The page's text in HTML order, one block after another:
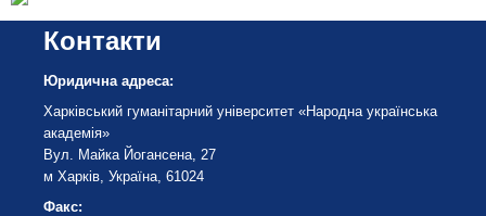
Контакти
Юридична адреса:
Харківський гуманітарний університет «Народна українська
академія»
Вул. Майка Йогансена, 27
м Харків, Україна, 61024
Факс: